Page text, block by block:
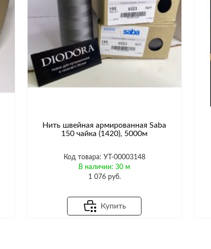
Нить швейная армированная Saba
150 чайка (1420), 5000м
Код товара: УТ-00003148
В наличии: 30 м
1 076 руб.
Купить